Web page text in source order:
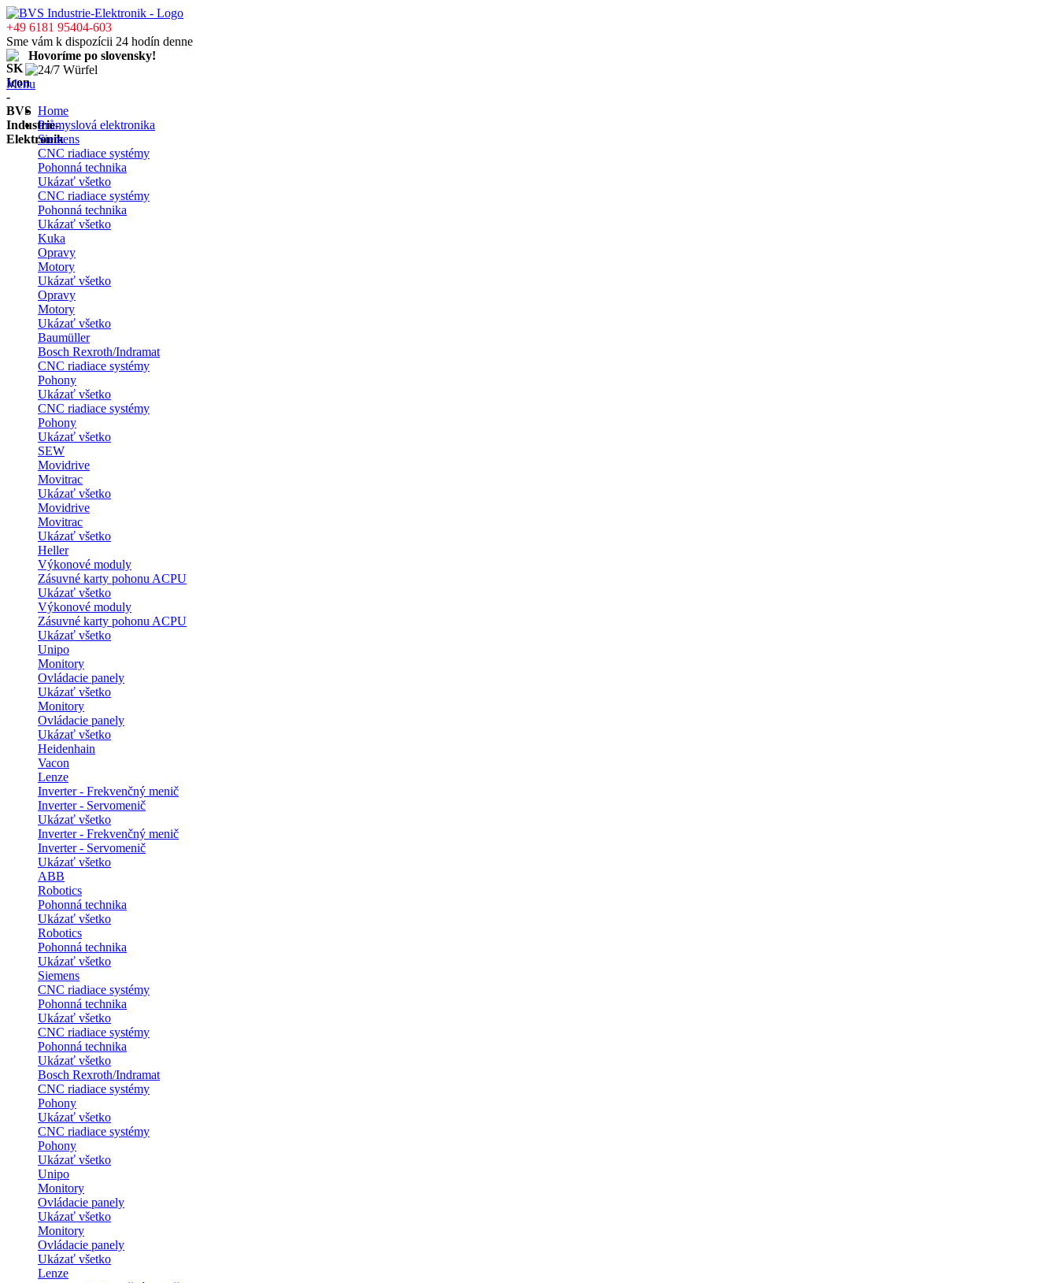
+49 6181 95404-603
Sme vám k dispozícii 24 hodín denne
Hovoríme po slovensky!
Menu
Home
Průmyslová elektronika
Siemens
CNC riadiace systémy
Pohonná technika
Ukázať všetko
CNC riadiace systémy
Pohonná technika
Ukázať všetko
Kuka
Opravy
Motory
Ukázať všetko
Opravy
Motory
Ukázať všetko
Baumüller
Bosch Rexroth/Indramat
CNC riadiace systémy
Pohony
Ukázať všetko
CNC riadiace systémy
Pohony
Ukázať všetko
SEW
Movidrive
Movitrac
Ukázať všetko
Movidrive
Movitrac
Ukázať všetko
Heller
Výkonové moduly
Zásuvné karty pohonu ACPU
Ukázať všetko
Výkonové moduly
Zásuvné karty pohonu ACPU
Ukázať všetko
Unipo
Monitory
Ovládacie panely
Ukázať všetko
Monitory
Ovládacie panely
Ukázať všetko
Heidenhain
Vacon
Lenze
Inverter - Frekvenčný menič
Inverter - Servomenič
Ukázať všetko
Inverter - Frekvenčný menič
Inverter - Servomenič
Ukázať všetko
ABB
Robotics
Pohonná technika
Ukázať všetko
Robotics
Pohonná technika
Ukázať všetko
Siemens
CNC riadiace systémy
Pohonná technika
Ukázať všetko
CNC riadiace systémy
Pohonná technika
Ukázať všetko
Bosch Rexroth/Indramat
CNC riadiace systémy
Pohony
Ukázať všetko
CNC riadiace systémy
Pohony
Ukázať všetko
Unipo
Monitory
Ovládacie panely
Ukázať všetko
Monitory
Ovládacie panely
Ukázať všetko
Lenze